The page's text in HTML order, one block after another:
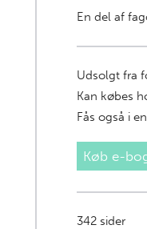
En del af
Udsolgt fra
Kan købes
Fås også i en
Køb e-
342sider